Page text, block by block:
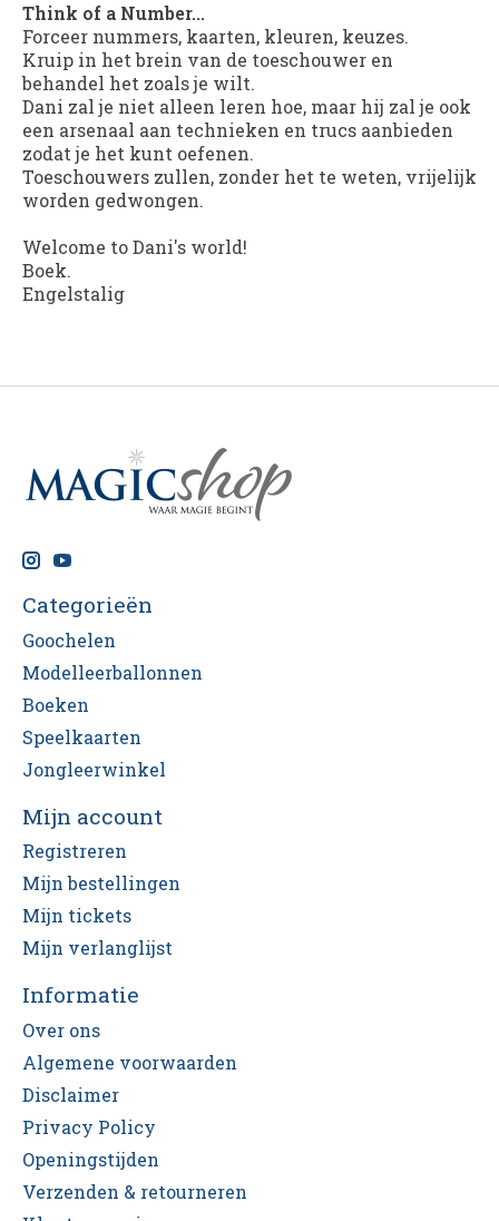
Think of a Number...
Forceer nummers, kaarten, kleuren, keuzes.
Kruip in het brein van de toeschouwer en
behandel het zoals je wilt.
Dani zal je niet alleen leren hoe, maar hij zal je ook
een arsenaal aan technieken en trucs aanbieden
zodat je het kunt oefenen.
Toeschouwers zullen, zonder het te weten, vrijelijk
worden gedwongen.
Welcome to Dani's world!
Boek.
Engelstalig
Categorieën
Goochelen
Modelleerballonnen
Boeken
Speelkaarten
Jongleerwinkel
Mijn account
Registreren
Mijn bestellingen
Mijn tickets
Mijn verlanglijst
Informatie
Over ons
Algemene voorwaarden
Disclaimer
Privacy Policy
Openingstijden
Verzenden & retourneren